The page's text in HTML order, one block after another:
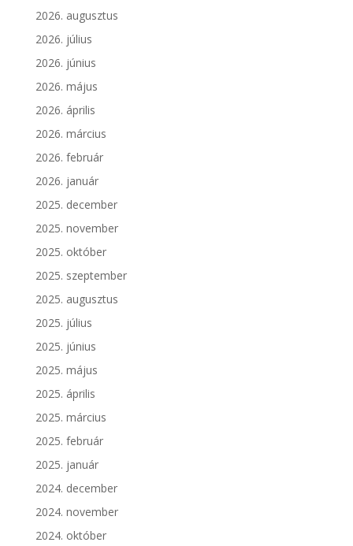
2026. augusztus
2026. július
2026. június
2026. május
2026. április
2026. március
2026. február
2026. január
2025. december
2025. november
2025. október
2025. szeptember
2025. augusztus
2025. július
2025. június
2025. május
2025. április
2025. március
2025. február
2025. január
2024. december
2024. november
2024. október